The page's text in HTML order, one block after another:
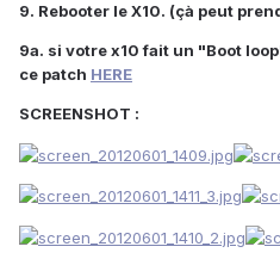
9. Rebooter le X10. (çà peut
9a. si votre x10 fait un "Boot
ce patch HERE
SCREENSHOT :